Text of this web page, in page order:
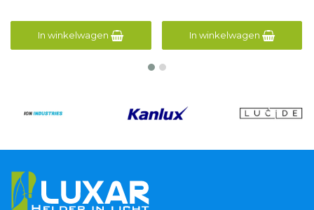
In winkelwagen In winkelwagen